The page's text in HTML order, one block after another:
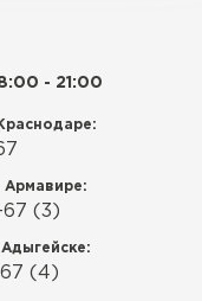
- 21:00
Армавире:
67 (3)
67 (4)